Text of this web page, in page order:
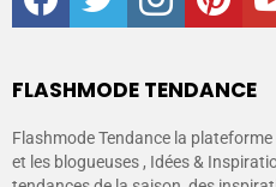
FLASHMODE TENDANCE
Flashmode Tendance la
et les blogueuses , Idées &